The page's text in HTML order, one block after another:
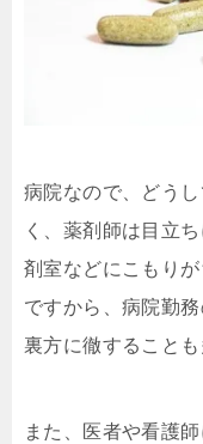
病院なので、どう
く、薬剤師は目立
剤室などにこもり
ですから、病院勤
裏方に徹することも
また、医者や看護